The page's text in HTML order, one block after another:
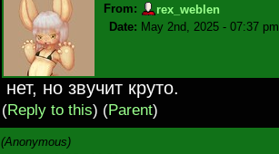
From:
rex_weblen
Date: May 2nd, 2025 - 07:37 pm
нет, но звучит круто.
(Reply to this) (Parent)
(Anonymous)